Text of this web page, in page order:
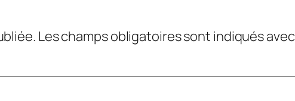
Les champs obligatoires sont indiqués